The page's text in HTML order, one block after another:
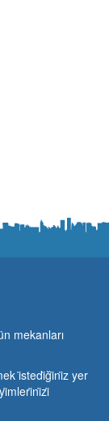
mekanları
i̇stedi̇ği̇ni̇z yer